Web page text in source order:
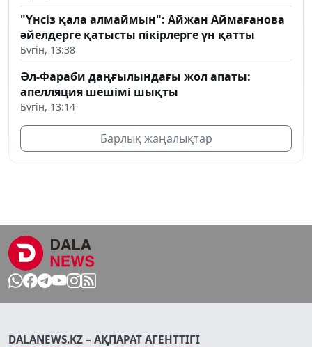
"Үнсіз қала алмаймын": Айжан Аймағанова
әйелдерге қатысты пікірлерге үн қатты
Бүгін, 13:38
Әл-Фараби даңғылындағы жол апаты:
апелляция шешімі шықты
Бүгін, 13:14
Барлық жаңалықтар
DALANEWS.KZ – АҚПАРАТ АГЕНТТІГІ